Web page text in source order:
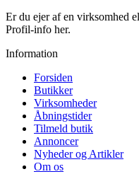
Er du ejer af en virksomhed
Profil-info her.
Information
Forsiden
Butikker
Virksomheder
Åbningstider
Tilmeld butik
Annoncer
Nyheder og Artikler
Om os